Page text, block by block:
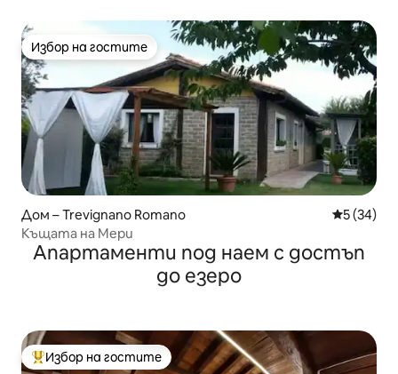
Избор на гостите
Избор на гостите
Дом – Trevignano Romano Средна
5 (34)
Къщата на Мери
Апартаменти под наем с достъп
до езеро
Най-популярен избор на гостите
Избор на гостите